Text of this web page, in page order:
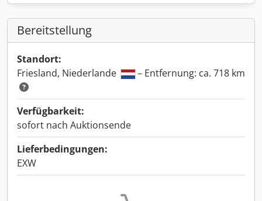
Bereitstellung
Standort:
Friesland, Niederlande
– Entfernung: ca. 718 km
Verfügbarkeit:
sofort nach Auktionsende
Lieferbedingungen:
EXW